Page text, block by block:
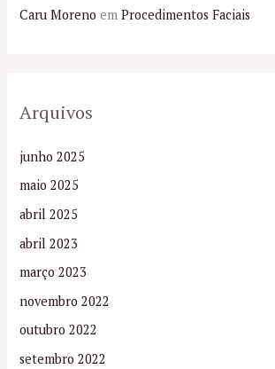
Caru Moreno emProcedimentos Faciais
Arquivos
junho 2025
maio 2025
abril 2025
abril 2023
março 2023
novembro 2022
outubro 2022
setembro 2022